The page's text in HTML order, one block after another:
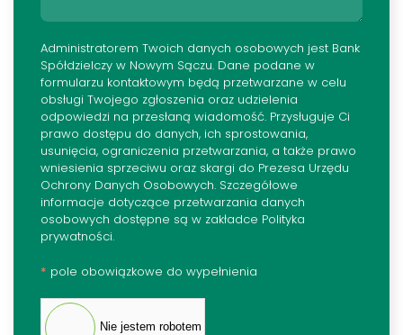
Administratorem Twoich danych osobowych jest Bank
Spółdzielczy w Nowym Sączu. Dane podane w
formularzu kontaktowym będą przetwarzane w celu
obsługi Twojego zgłoszenia oraz udzielenia
odpowiedzi na przesłaną wiadomość. Przysługuje Ci
prawo dostępu do danych, ich sprostowania,
usunięcia, ograniczenia przetwarzania, a także prawo
wniesienia sprzeciwu oraz skargi do Prezesa Urzędu
Ochrony Danych Osobowych. Szczegółowe
informacje dotyczące przetwarzania danych
osobowych dostępne są w zakładce Polityka
prywatności.
* pole obowiązkowe do wypełnienia
Nie jestem robotem